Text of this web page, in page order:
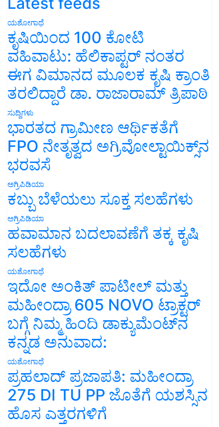
ಯಶೋಗಾಥೆ
ಕೃಷಿಯಿಂದ 100 ಕೋಟಿ
ವಹಿವಾಟು: ಹೆಲಿಕಾಪ್ಟರ್ ನಂತರ
ಈಗ ವಿಮಾನದ ಮೂಲಕ ಕೃಷಿ ಕ್ರಾಂತಿ
ತರಲಿದ್ದಾರೆ ಡಾ. ರಾಜಾರಾಮ್ ತ್ರಿಪಾಠಿ
ಸುದ್ದಿಗಳು
ಭಾರತದ ಗ್ರಾಮೀಣ ಆರ್ಥಿಕತೆಗೆ
FPO ನೇತೃತ್ವದ ಅಗ್ರಿವೋಲ್ಟಾಯಿಕ್ಸ್‌ನ
ಭರವಸೆ
ಅಗ್ರಿಪಿಡಿಯಾ
ಕಬ್ಬು ಬೆಳೆಯಲು ಸೂಕ್ತ ಸಲಹೆಗಳು
ಅಗ್ರಿಪಿಡಿಯಾ
ಹವಾಮಾನ ಬದಲಾವಣೆಗೆ ತಕ್ಕ ಕೃಷಿ
ಸಲಹೆಗಳು
ಯಶೋಗಾಥೆ
ಇದೋ ಅಂಕಿತ್ ಪಾಟೀಲ್ ಮತ್ತು
ಮಹೀಂದ್ರಾ 605 NOVO ಟ್ರಾಕ್ಟರ್
ಬಗ್ಗೆ ನಿಮ್ಮ ಹಿಂದಿ ಡಾಕ್ಯುಮೆಂಟ್‌ನ
ಕನ್ನಡ ಅನುವಾದ:
ಯಶೋಗಾಥೆ
ಪ್ರಹಲಾದ್ ಪ್ರಜಾಪತಿ: ಮಹೀಂದ್ರಾ
275 DI TU PP ಜೊತೆಗೆ ಯಶಸ್ಸಿನ
ಹೊಸ ಎತ್ತರಗಳಿಗೆ